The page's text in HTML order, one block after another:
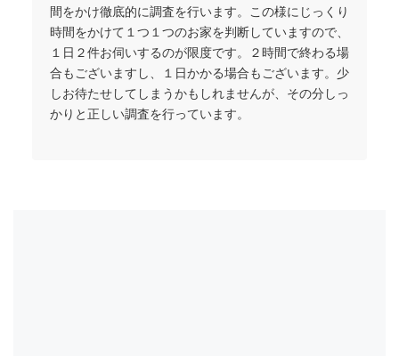
間をかけ徹底的に調査を行います。この様にじっくり
時間をかけて１つ１つのお家を判断していますので、
１日２件お伺いするのが限度です。２時間で終わる場
合もございますし、１日かかる場合もございます。少
しお待たせしてしまうかもしれませんが、その分しっ
かりと正しい調査を行っています。